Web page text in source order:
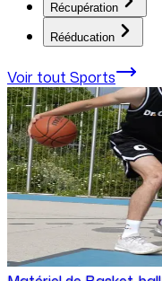
Récupération
Rééducation
Voir tout Sports